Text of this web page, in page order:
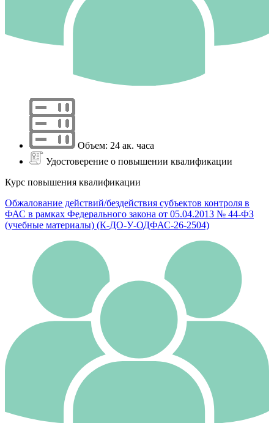
Объем: 24 ак. часа
Удостоверение о повышении квалификации
Курс повышения квалификации
Обжалование действий/бездействия субъектов контроля в
ФАС в рамках Федерального закона от 05.04.2013 № 44-ФЗ
(учебные материалы) (К-ДО-У-ОДФАС-26-2504)